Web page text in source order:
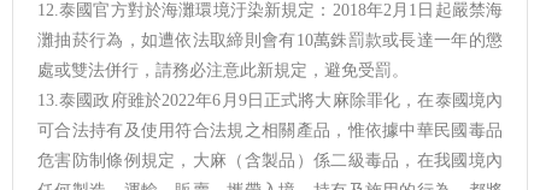
12.泰國官方對於海灘環境汙染新規定：2018年2月1日起嚴禁海
灘抽菸行為，如遭依法取締則會有10萬銖罰款或長達一年的懲
處或雙法併行，請務必注意此新規定，避免受罰。
13.泰國政府雖於2022年6月9日正式將大麻除罪化，在泰國境內
可合法持有及使用符合法規之相關產品，惟依據中華民國毒品
危害防制條例規定，大麻（含製品）係二級毒品，在我國境內